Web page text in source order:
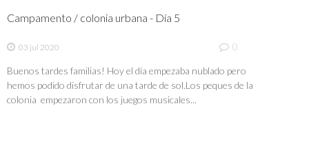
Campamento / colonia urbana - Día 5
03 jul 2020 0
Buenos tardes familias! Hoy el día empezaba nublado pero
hemos podido disfrutar de una tarde de sol.Los peques de la
colonia empezaron con los juegos musicales...